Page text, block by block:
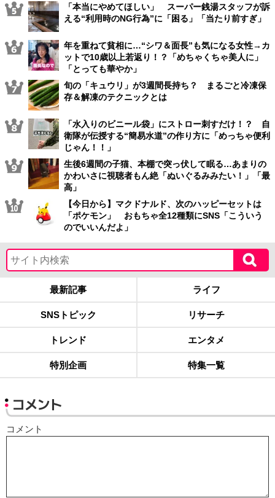
「本当にやめてほしい」 スーパー銭湯スタッフが訴
える“利用時のNG行為”に「困る」「当たり前すぎ」
年を重ねて貧相に…“シワ＆面長”も気になる女性→カ
ットで10歳以上若返り！？「めちゃくちゃ美人に」
「とっても華やか」
旬の「キュウリ」が3週間長持ち？ まるごと冷凍保
存＆解凍のテクニックとは
「水入りのビニール袋」にストロー刺すだけ！？ 自
衛隊が伝授する“簡易水道”の作り方に「めっちゃ便利
じゃん！！」
生後6週間の子猫、本棚で突っ伏して眠る…あまりの
かわいさに視聴者もん絶「ぬいぐるみみたい！」「最
高」
【今日から】マクドナルド、次のハッピーセットは
「ポケモン」 おもちゃ全12種類にSNS「こういう
のでいいんだよ」
最新記事 ライフ
SNSトピック リサーチ
トレンド エンタメ
特別企画 特集一覧
コメント
コメント